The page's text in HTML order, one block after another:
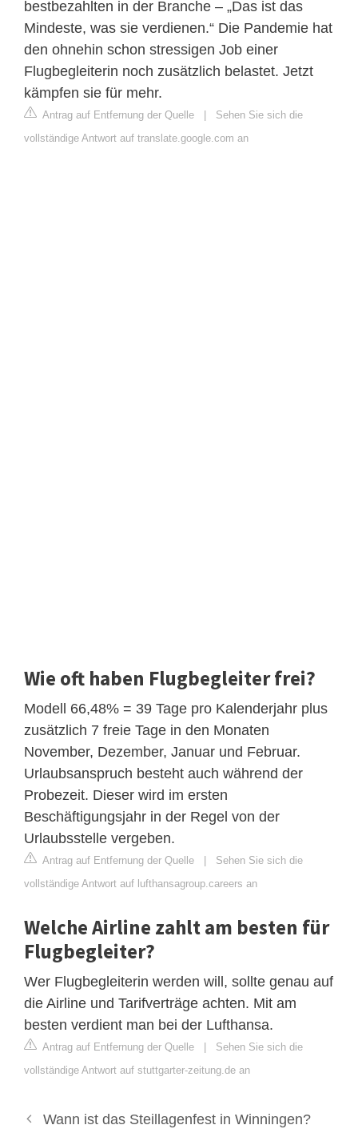
bestbezahlten in der Branche – „Das ist das
Mindeste, was sie verdienen.“ Die Pandemie hat
den ohnehin schon stressigen Job einer
Flugbegleiterin noch zusätzlich belastet. Jetzt
kämpfen sie für mehr.
Antrag auf Entfernung der Quelle | Sehen Sie sich die
vollständige Antwort auf translate.google.com an
Wie oft haben Flugbegleiter frei?
Modell 66,48% = 39 Tage pro Kalenderjahr plus
zusätzlich 7 freie Tage in den Monaten
November, Dezember, Januar und Februar.
Urlaubsanspruch besteht auch während der
Probezeit. Dieser wird im ersten
Beschäftigungsjahr in der Regel von der
Urlaubsstelle vergeben.
Antrag auf Entfernung der Quelle | Sehen Sie sich die
vollständige Antwort auf lufthansagroup.careers an
Welche Airline zahlt am besten für
Flugbegleiter?
Wer Flugbegleiterin werden will, sollte genau auf
die Airline und Tarifverträge achten. Mit am
besten verdient man bei der Lufthansa.
Antrag auf Entfernung der Quelle | Sehen Sie sich die
vollständige Antwort auf stuttgarter-zeitung.de an
Wann ist das Steillagenfest in Winningen?